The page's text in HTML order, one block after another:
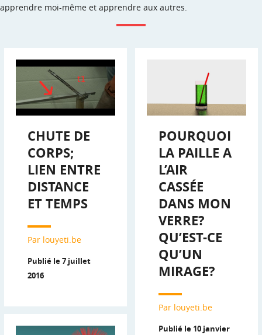
apprendre moi-même et apprendre aux autres.
CHUTE DE
CORPS;
LIEN ENTRE
DISTANCE
ET TEMPS
Par louyeti.be
Publié le 7 juillet
2016
POURQUOI
LA PAILLE A
L’AIR
CASSÉE
DANS MON
VERRE?
QU’EST-CE
QU’UN
MIRAGE?
Par louyeti.be
Publié le 10 janvier